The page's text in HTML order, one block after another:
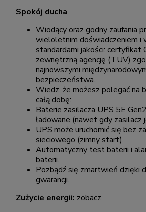
Spokój ducha
Wiodący oraz godny zaufania
wieloletnim doświadczeniem i
standardami jakości: certyfikat
zewnętrzną agencję (TUV)
najnowszymi
bezpieczeństwa.
Wiedz, że możesz polegać na
całą dobę:
Baterie zasilacza UPS 5E
ładowane (nawet gdy zasilacz
UPS może uruchomić się bez
sieciowego (zimny start).
Automatyczny test baterii i
baterii.
Pozbądź się zmartwień dzięki
gwarancji.
Zużycie energii: zobacz